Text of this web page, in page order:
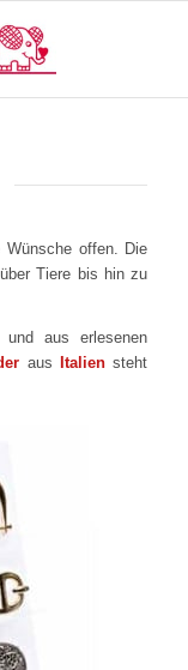
Wünsche offen. Die
Tiere bis hin zu
aus erlesenen
aus Italien steht